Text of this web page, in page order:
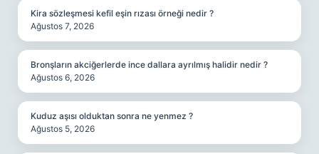
Kira sözleşmesi kefil eşin rızası örneği nedir ?
Ağustos 7, 2026
Bronşların akciğerlerde ince dallara ayrılmış halidir nedir ?
Ağustos 6, 2026
Kuduz aşısı olduktan sonra ne yenmez ?
Ağustos 5, 2026